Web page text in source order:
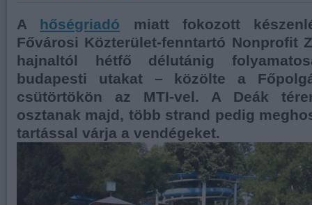
A hőségriadó miatt fokozott
Fővárosi Közterület-fenntartó Nonprofit
hajnaltól hétfő délutánig
budapesti utakat – közölte a
csütörtökön az MTI-vel. A Deák
osztanak majd, több strand pedig
tartással várja a vendégeket.